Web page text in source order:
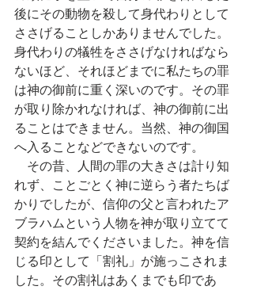
後にその動物を殺して身代わりとして
ささげることしかありませんでした。
身代わりの犠牲をささげなければなら
ないほど、それほどまでに私たちの罪
は神の御前に重く深いのです。その罪
が取り除かれなければ、神の御前に出
ることはできません。当然、神の御国
へ入ることなどできないのです。
その昔、人間の罪の大きさは計り知
れず、ことごとく神に逆らう者たちば
かりでしたが、信仰の父と言われたア
ブラハムという人物を神が取り立てて
契約を結んでくださいました。神を信
じる印として「割礼」が施っこされま
した。その割礼はあくまでも印であ